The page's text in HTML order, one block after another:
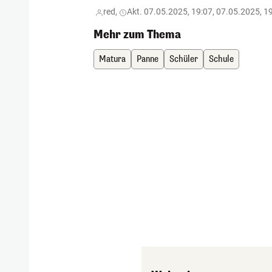
red, Akt. 07.05.2025, 19:07, 07.05.2025,
Mehr zum Thema
Matura Panne Schüler Schule